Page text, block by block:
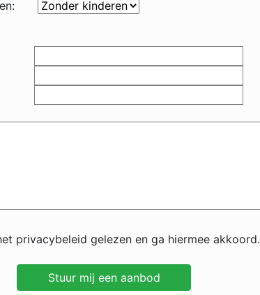
privacybeleid gelezen en ga hiermee akkoord.